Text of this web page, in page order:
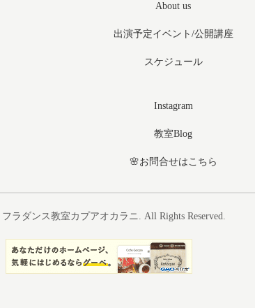
About us
出演予定イベント/公開講座
スケジュール
Instagram
教室Blog
🌸お問合せはこちら
フラダンス教室カプアオカラニ. All Rights Reserved.